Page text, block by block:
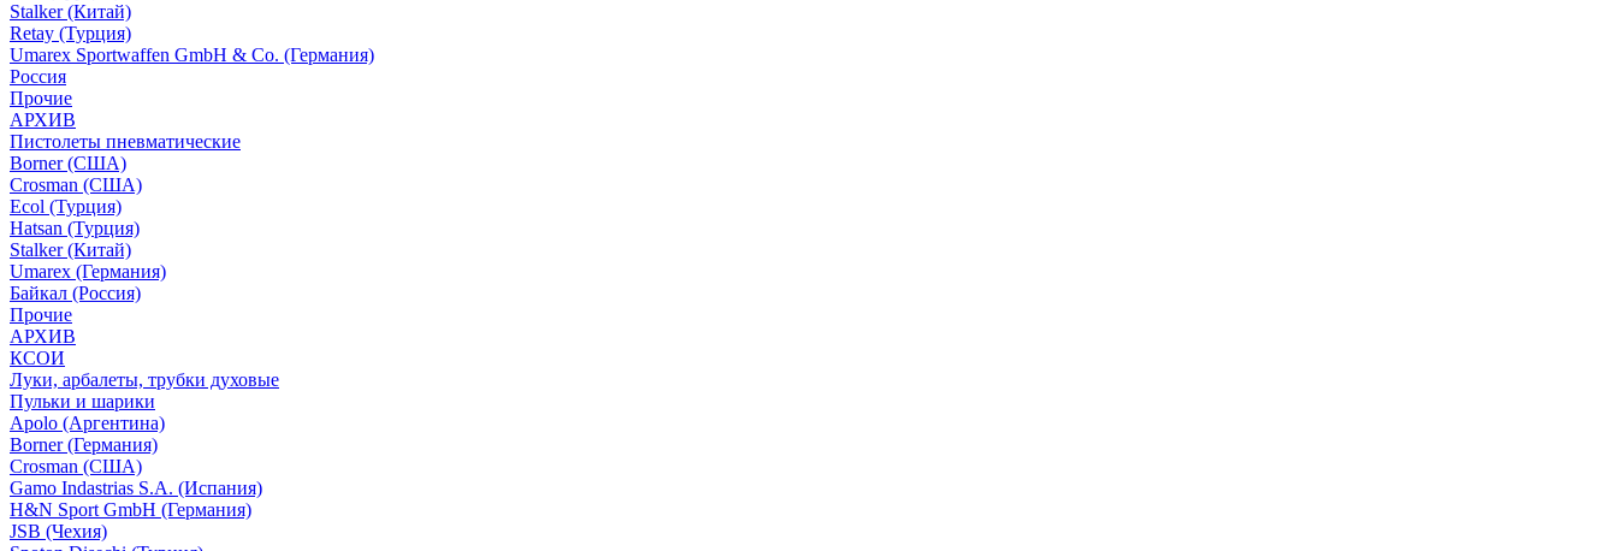
Stalker (Китай)
Retay (Турция)
Umarex Sportwaffen GmbH & Co. (Германия)
Россия
Прочие
АРХИВ
Пистолеты пневматические
Borner (США)
Crosman (США)
Ecol (Турция)
Hatsan (Турция)
Stalker (Китай)
Umarex (Германия)
Байкал (Россия)
Прочие
АРХИВ
КСОИ
Луки, арбалеты, трубки духовые
Пульки и шарики
Apolo (Аргентина)
Borner (Германия)
Crosman (США)
Gamo Indastrias S.A. (Испания)
H&N Sport GmbH (Германия)
JSB (Чехия)